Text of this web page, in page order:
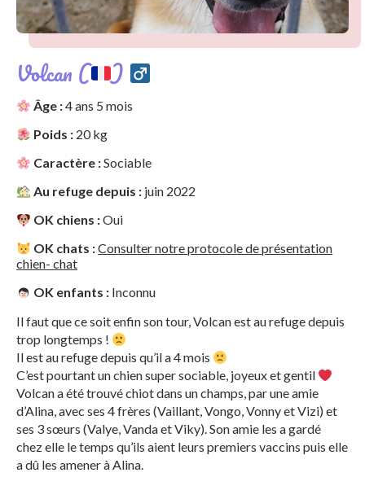
Volcan ( )
Âge :4 ans 5 mois
Poids : 20 kg
Caractère :Sociable
Au refuge depuis : juin 2022
OK chiens :Oui
OK chats :Consulter notre protocole de présentation
chien- chat
OK enfants : Inconnu
Il faut que ce soit enfin son tour, Volcan est au refuge depuis
trop longtemps !
Il est au refuge depuis qu’il a 4 mois
C’est pourtant un chien super sociable, joyeux et gentil
Volcan a été trouvé chiot dans un champs, par une amie
d’Alina, avec ses 4 frères (Vaillant, Vongo, Vonny et Vizi) et
ses 3 sœurs (Valye, Vanda et Viky). Son amie les a gardé
chez elle le temps qu’ils aient leurs premiers vaccins puis elle
a dû les amener à Alina.